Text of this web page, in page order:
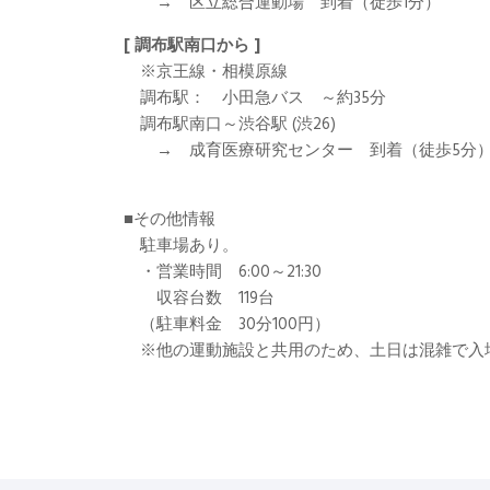
[ 調布駅南口から ]
※京王線・相模原線
調布駅： 小田急バス ～約35分
調布駅南口～渋谷駅 (渋26)
→ 成育医療研究センター 到着（徒歩5分）
■その他情報
駐車場あり。
・営業時間 6:00～21:30
収容台数 119台
（駐車料金 30分100円）
※他の運動施設と共用のため、土日は混雑で入